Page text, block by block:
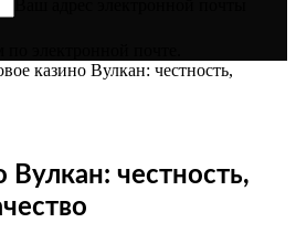
казино Вулкан: честность,
Вулкан: честность,